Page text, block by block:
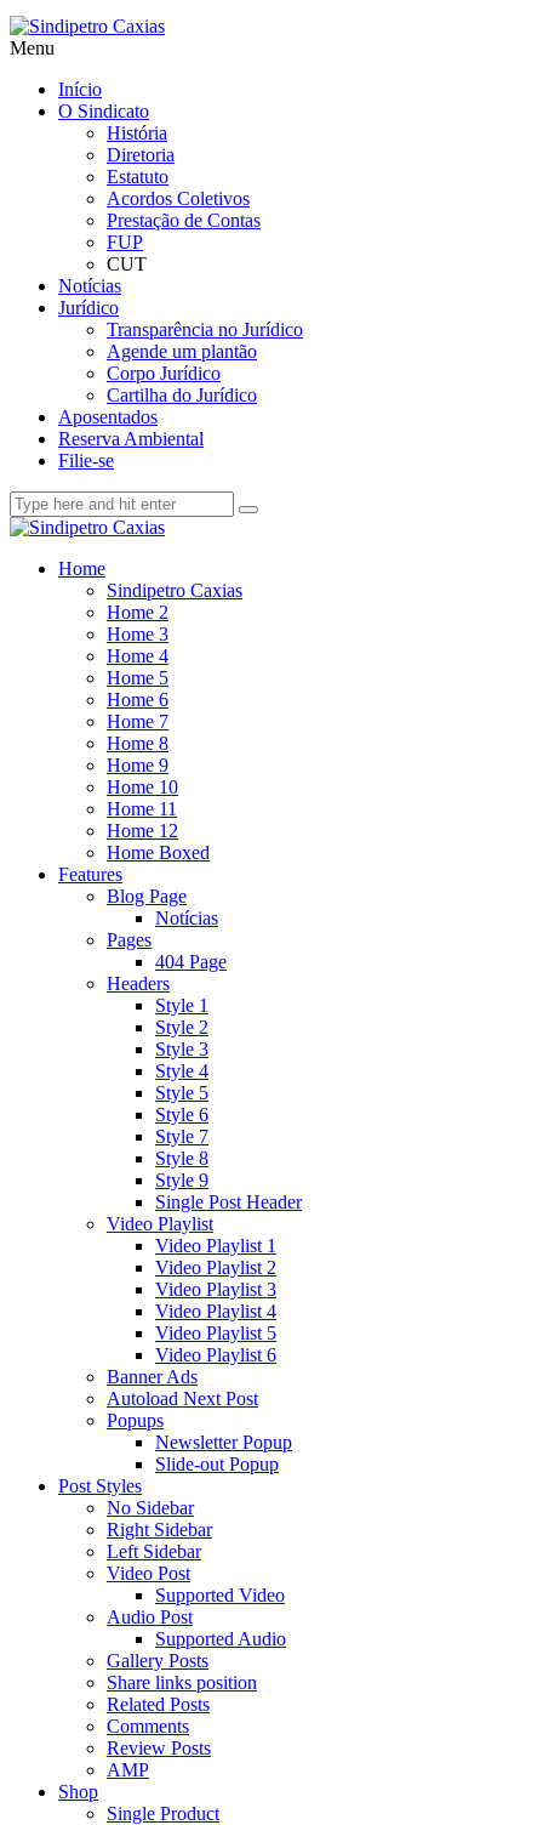
Menu
Início
O Sindicato
História
Diretoria
Estatuto
Acordos Coletivos
Prestação de Contas
FUP
CUT
Notícias
Jurídico
Transparência no Jurídico
Agende um plantão
Corpo Jurídico
Cartilha do Jurídico
Aposentados
Reserva Ambiental
Filie-se
Home
Sindipetro Caxias
Home 2
Home 3
Home 4
Home 5
Home 6
Home 7
Home 8
Home 9
Home 10
Home 11
Home 12
Home Boxed
Features
Blog Page
Notícias
Pages
404 Page
Headers
Style 1
Style 2
Style 3
Style 4
Style 5
Style 6
Style 7
Style 8
Style 9
Single Post Header
Video Playlist
Video Playlist 1
Video Playlist 2
Video Playlist 3
Video Playlist 4
Video Playlist 5
Video Playlist 6
Banner Ads
Autoload Next Post
Popups
Newsletter Popup
Slide-out Popup
Post Styles
No Sidebar
Right Sidebar
Left Sidebar
Video Post
Supported Video
Audio Post
Supported Audio
Gallery Posts
Share links position
Related Posts
Comments
Review Posts
AMP
Shop
Single Product